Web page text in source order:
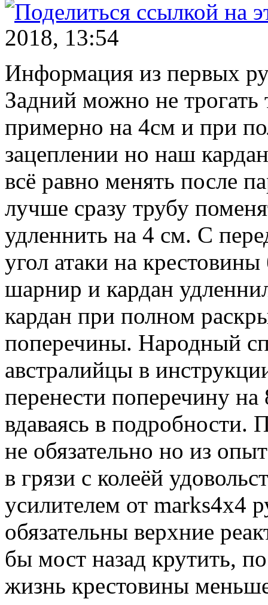
2018, 13:54
Информация из первых
Задний можно не
примерно на 4см и при
зацеплении но наш
всё равно менять после
лучше сразу трубу
удленнить на 4 см. С
угол атаки на
шарнир и кардан
кардан при полном
поперечины. Народный
австралийцы в
перенести поперечину
вдаваясь в подробности.
не обязательно но из
в грязи с колеёй
усилителем от marks4x4
обязательны верхние
бы мост назад крутить,
жизнь крестовины